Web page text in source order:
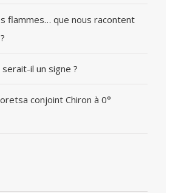
flammes… que nous racontent
serait-il un signe ?
conjoint Chiron à 0°